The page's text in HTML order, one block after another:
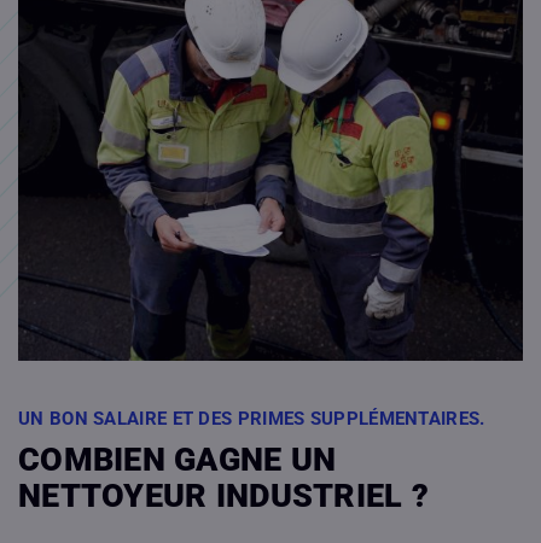
UN BON SALAIRE ET DES PRIMES SUPPLÉMENTAIRES.
COMBIEN GAGNE UN
NETTOYEUR INDUSTRIEL ?